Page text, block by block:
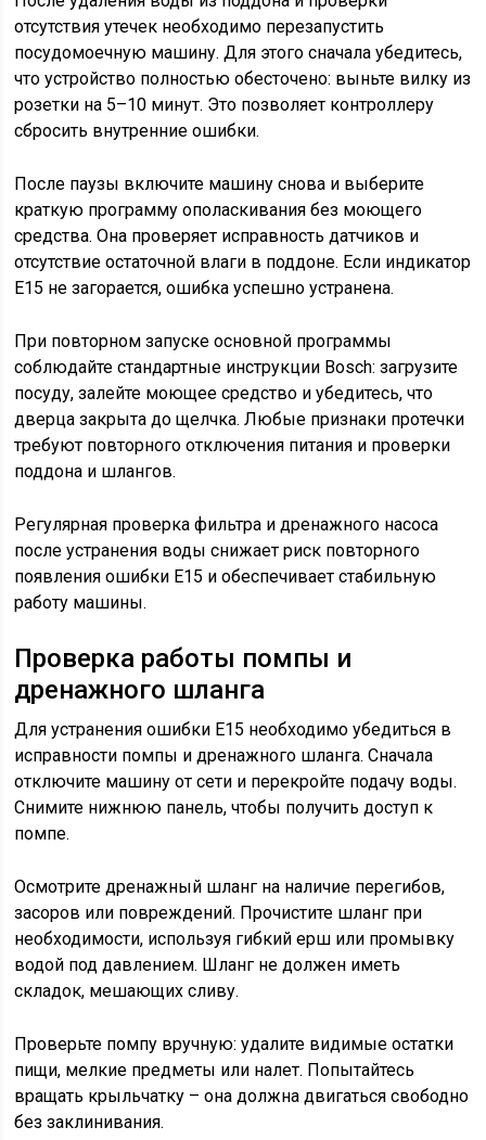
отсутствия утечек необходимо перезапустить
посудомоечную машину. Для этого сначала убедитесь,
что устройство полностью обесточено: выньте вилку из
розетки на 5–10 минут. Это позволяет контроллеру
сбросить внутренние ошибки.
После паузы включите машину снова и выберите
краткую программу ополаскивания без моющего
средства. Она проверяет исправность датчиков и
отсутствие остаточной влаги в поддоне. Если индикатор
E15 не загорается, ошибка успешно устранена.
При повторном запуске основной программы
соблюдайте стандартные инструкции Bosch: загрузите
посуду, залейте моющее средство и убедитесь, что
дверца закрыта до щелчка. Любые признаки протечки
требуют повторного отключения питания и проверки
поддона и шлангов.
Регулярная проверка фильтра и дренажного насоса
после устранения воды снижает риск повторного
появления ошибки E15 и обеспечивает стабильную
работу машины.
Проверка работы помпы и
дренажного шланга
Для устранения ошибки E15 необходимо убедиться в
исправности помпы и дренажного шланга. Сначала
отключите машину от сети и перекройте подачу воды.
Снимите нижнюю панель, чтобы получить доступ к
помпе.
Осмотрите дренажный шланг на наличие перегибов,
засоров или повреждений. Прочистите шланг при
необходимости, используя гибкий ерш или промывку
водой под давлением. Шланг не должен иметь
складок, мешающих сливу.
Проверьте помпу вручную: удалите видимые остатки
пищи, мелкие предметы или налет. Попытайтесь
вращать крыльчатку – она должна двигаться свободно
без заклинивания.